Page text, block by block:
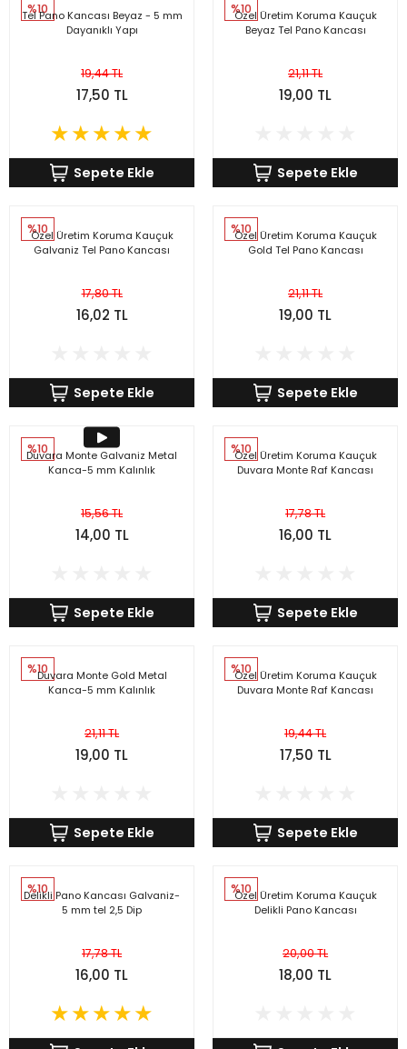
%10
Tel Pano Kancası Beyaz - 5 mm
Dayanıklı Yapı
19,44 TL
17,50 TL
Sepete Ekle
%10
Özel Üretim Koruma Kauçuk
Beyaz Tel Pano Kancası
21,11 TL
19,00 TL
Sepete Ekle
%10
Özel Üretim Koruma Kauçuk
Galvaniz Tel Pano Kancası
17,80 TL
16,02 TL
Sepete Ekle
%10
Özel Üretim Koruma Kauçuk
Gold Tel Pano Kancası
21,11 TL
19,00 TL
Sepete Ekle
%10
Duvara Monte Galvaniz Metal
Kanca-5 mm Kalınlık
15,56 TL
14,00 TL
Sepete Ekle
%10
Özel Üretim Koruma Kauçuk
Duvara Monte Raf Kancası
17,78 TL
16,00 TL
Sepete Ekle
%10Duvara Monte Gold Metal
Kanca-5 mm Kalınlık
21,11 TL
19,00 TL
Sepete Ekle
%10
Özel Üretim Koruma Kauçuk
Duvara Monte Raf Kancası
19,44 TL
17,50 TL
Sepete Ekle
%10
Delikli Pano Kancası Galvaniz-
5 mm tel 2,5 Dip
17,78 TL
16,00 TL
%10
Özel Üretim Koruma Kauçuk
Delikli Pano Kancası
20,00 TL
18,00 TL